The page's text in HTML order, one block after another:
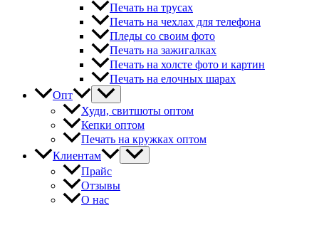
Печать на трусах
Печать на чехлах для телефона
Пледы со своим фото
Печать на зажигалках
Печать на холсте фото и картин
Печать на елочных шарах
Опт
Худи, свитшоты оптом
Кепки оптом
Печать на кружках оптом
Клиентам
Прайс
Отзывы
О нас